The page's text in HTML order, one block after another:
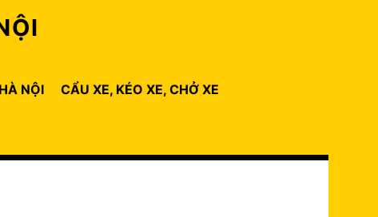
NỘI CẨU XE, KÉO XE, CHỞ XE